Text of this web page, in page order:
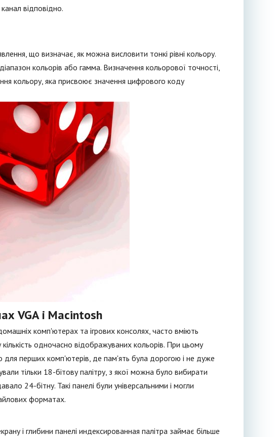
відповідно.
що визначає, як можна висловити тонкі рівні кольору.
кольорів або гамма. Визначення кольорової точності,
кольору, яка присвоює значення цифрового коду
VGA і Macintosh
комп'ютерах та ігрових консолях, часто вміють
одночасно відображуваних кольорів. При цьому
для перших комп'ютерів, де пам'ять була дорогою і не дуже
тільки 18-бітову палітру, з якої можна було вибирати
24-бітну. Такі панелі були універсальними і могли
форматах.
і глибини панелі индексированная палітра займає більше